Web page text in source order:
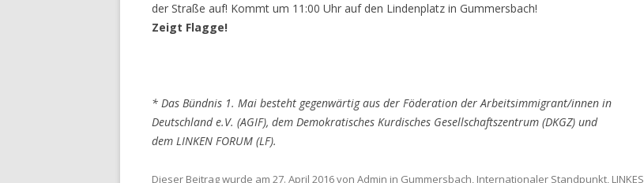
der Straße auf! Kommt um 11:00 Uhr auf den Lindenplatz in Gummersbach!
Zeigt Flagge!
* Das Bündnis 1. Mai besteht gegenwärtig aus der Föderation der Arbeitsimmigrant/innen in
Deutschland e.V. (AGIF), dem Demokratisches Kurdisches Gesellschaftszentrum (DKGZ) und
dem LINKEN FORUM (LF).
Dieser Beitrag wurde am 27. April 2016von Admin in Gummersbach, Internationaler Standpunkt, LINKES